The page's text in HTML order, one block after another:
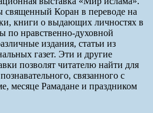
священный Коран в переводе на
книги о выдающих личностях в
по нравственно-духовной
издания, статьи из
газет. Эти и другие
позволят читателю найти для
связанного с
месяце Рамадане и праздником